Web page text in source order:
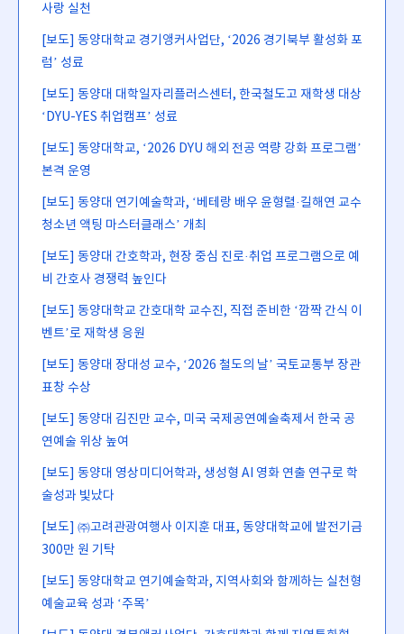
사랑 실천
[보도] 동양대학교 경기앵커사업단, ‘2026 경기북부 활성화 포
럼’ 성료
[보도] 동양대 대학일자리플러스센터, 한국철도고 재학생 대상
‘DYU-YES 취업캠프’ 성료
[보도] 동양대학교, ‘2026 DYU 해외 전공 역량 강화 프로그램’
본격 운영
[보도] 동양대 연기예술학과, ‘베테랑 배우 윤형렬·길해연 교수
청소년 액팅 마스터클래스’ 개최
[보도] 동양대 간호학과, 현장 중심 진로·취업 프로그램으로 예
비 간호사 경쟁력 높인다
[보도] 동양대학교 간호대학 교수진, 직접 준비한 ‘깜짝 간식 이
벤트’로 재학생 응원
[보도] 동양대 장대성 교수, ‘2026 철도의 날’ 국토교통부 장관
표창 수상
[보도] 동양대 김진만 교수, 미국 국제공연예술축제서 한국 공
연예술 위상 높여
[보도] 동양대 영상미디어학과, 생성형 AI 영화 연출 연구로 학
술성과 빛났다
[보도] ㈜고려관광여행사 이지훈 대표, 동양대학교에 발전기금
300만 원 기탁
[보도] 동양대학교 연기예술학과, 지역사회와 함께하는 실천형
예술교육 성과 ‘주목’